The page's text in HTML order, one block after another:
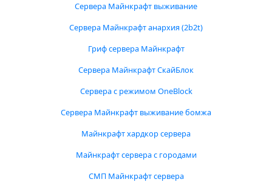
Сервера Майнкрафт выживание
Сервера Майнкрафт анархия (2b2t)
Гриф сервера Майнкрафт
Сервера Майнкрафт СкайБлок
Сервера с режимом OneBlock
Сервера Майнкрафт выживание бомжа
Майнкрафт хардкор сервера
Майнкрафт сервера с городами
СМП Майнкрафт сервера